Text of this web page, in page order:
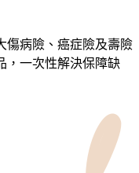
傷病險、癌症險及壽險
，一次性解決保障缺